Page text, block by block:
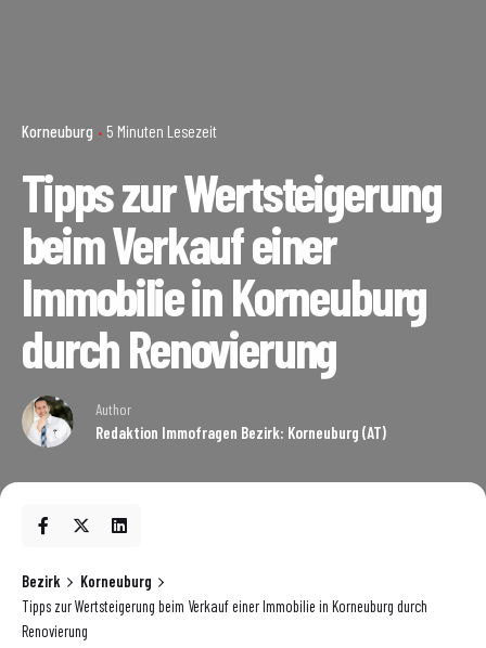
Korneuburg 5 Minuten Lesezeit
Tipps zur Wertsteigerung
beim Verkauf einer
Immobilie in Korneuburg
durch Renovierung
Author
Redaktion Immofragen Bezirk: Korneuburg (AT)
Bezirk
Korneuburg
Tipps zur Wertsteigerung beim Verkauf einer Immobilie in Korneuburg durch
Renovierung